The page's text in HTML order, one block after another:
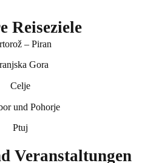
Reiseziele
– Piran
Gora
Celje
und Pohorje
Ptuj
Veranstaltungen